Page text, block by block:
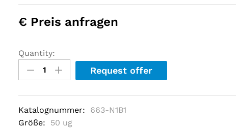
R
t
t
o
f
b
s
0
€ Preis anfragen
Quantity:
Request offer
Katalognummer:
663-N1B1
Größe:
50 ug